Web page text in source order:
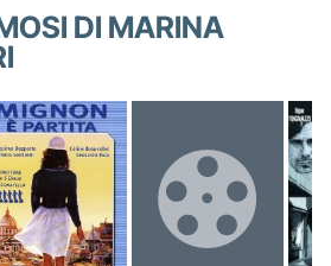
DI MARINA